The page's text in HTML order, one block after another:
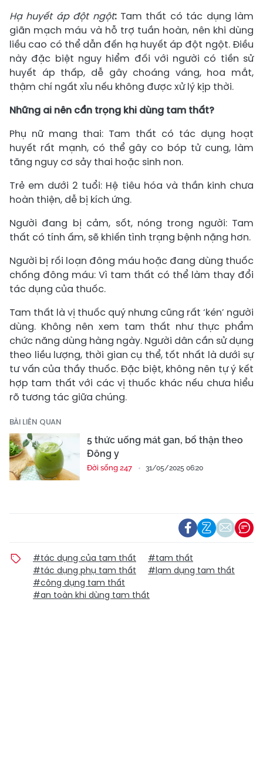
Hạ huyết áp đột ngột: Tam thất có tác dụng làm
giãn mạch máu và hỗ trợ tuần hoàn, nên khi dùng
liều cao có thể dẫn đến hạ huyết áp đột ngột. Điều
này đặc biệt nguy hiểm đối với người có tiền sử
huyết áp thấp, dễ gây choáng váng, hoa mắt,
thậm chí ngất xỉu nếu không được xử lý kịp thời.
Những ai nên cẩn trọng khi dùng tam thất?
Phụ nữ mang thai: Tam thất có tác dụng hoạt
huyết rất mạnh, có thể gây co bóp tử cung, làm
tăng nguy cơ sảy thai hoặc sinh non.
Trẻ em dưới 2 tuổi: Hệ tiêu hóa và thần kinh chưa
hoàn thiện, dễ bị kích ứng.
Người đang bị cảm, sốt, nóng trong người: Tam
thất có tính ấm, sẽ khiến tình trạng bệnh nặng hơn.
Người bị rối loạn đông máu hoặc đang dùng thuốc
chống đông máu: Vì tam thất có thể làm thay đổi
tác dụng của thuốc.
Tam thất là vị thuốc quý nhưng cũng rất ‘kén’ người
dùng. Không nên xem tam thất như thực phẩm
chức năng dùng hàng ngày. Người dân cần sử dụng
theo liều lượng, thời gian cụ thể, tốt nhất là dưới sự
tư vấn của thầy thuốc. Đặc biệt, không nên tự ý kết
hợp tam thất với các vị thuốc khác nếu chưa hiểu
rõ tương tác giữa chúng.
BÀI LIÊN QUAN
5 thức uống mát gan, bổ thận theo
Đông y
Đời sống 247 31/05/2025 06:20
#tác dụng của tam thất
#tam thất
#tác dụng phụ tam thất
#lạm dụng tam thất
#công dụng tam thất
#an toàn khi dùng tam thất